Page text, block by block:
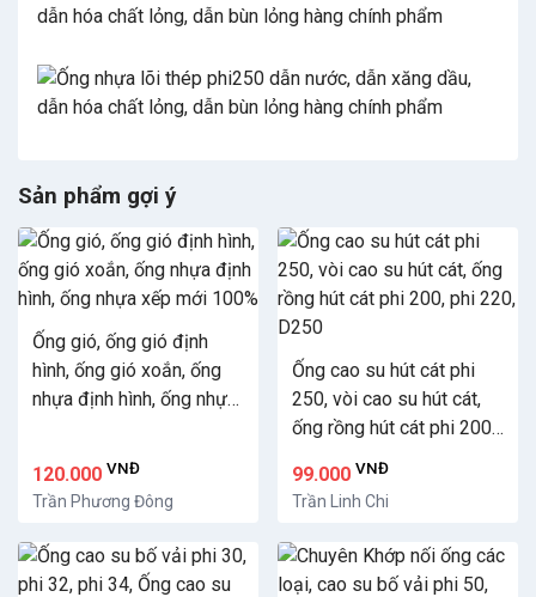
Sản phẩm gợi ý
Ống gió, ống gió định
hình, ống gió xoắn, ống
nhựa định hình, ống nhựa
120.000 VNĐ
Trần Phương Đông
Ống cao su hút cát phi
250, vòi cao su hút cát,
ống rồng hút cát phi 200,
phi 220, D250
99.000 VNĐ
Trần Linh Chi